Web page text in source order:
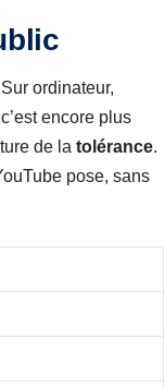
ordinateur,
encore plus
de la tolérance.
pose, sans